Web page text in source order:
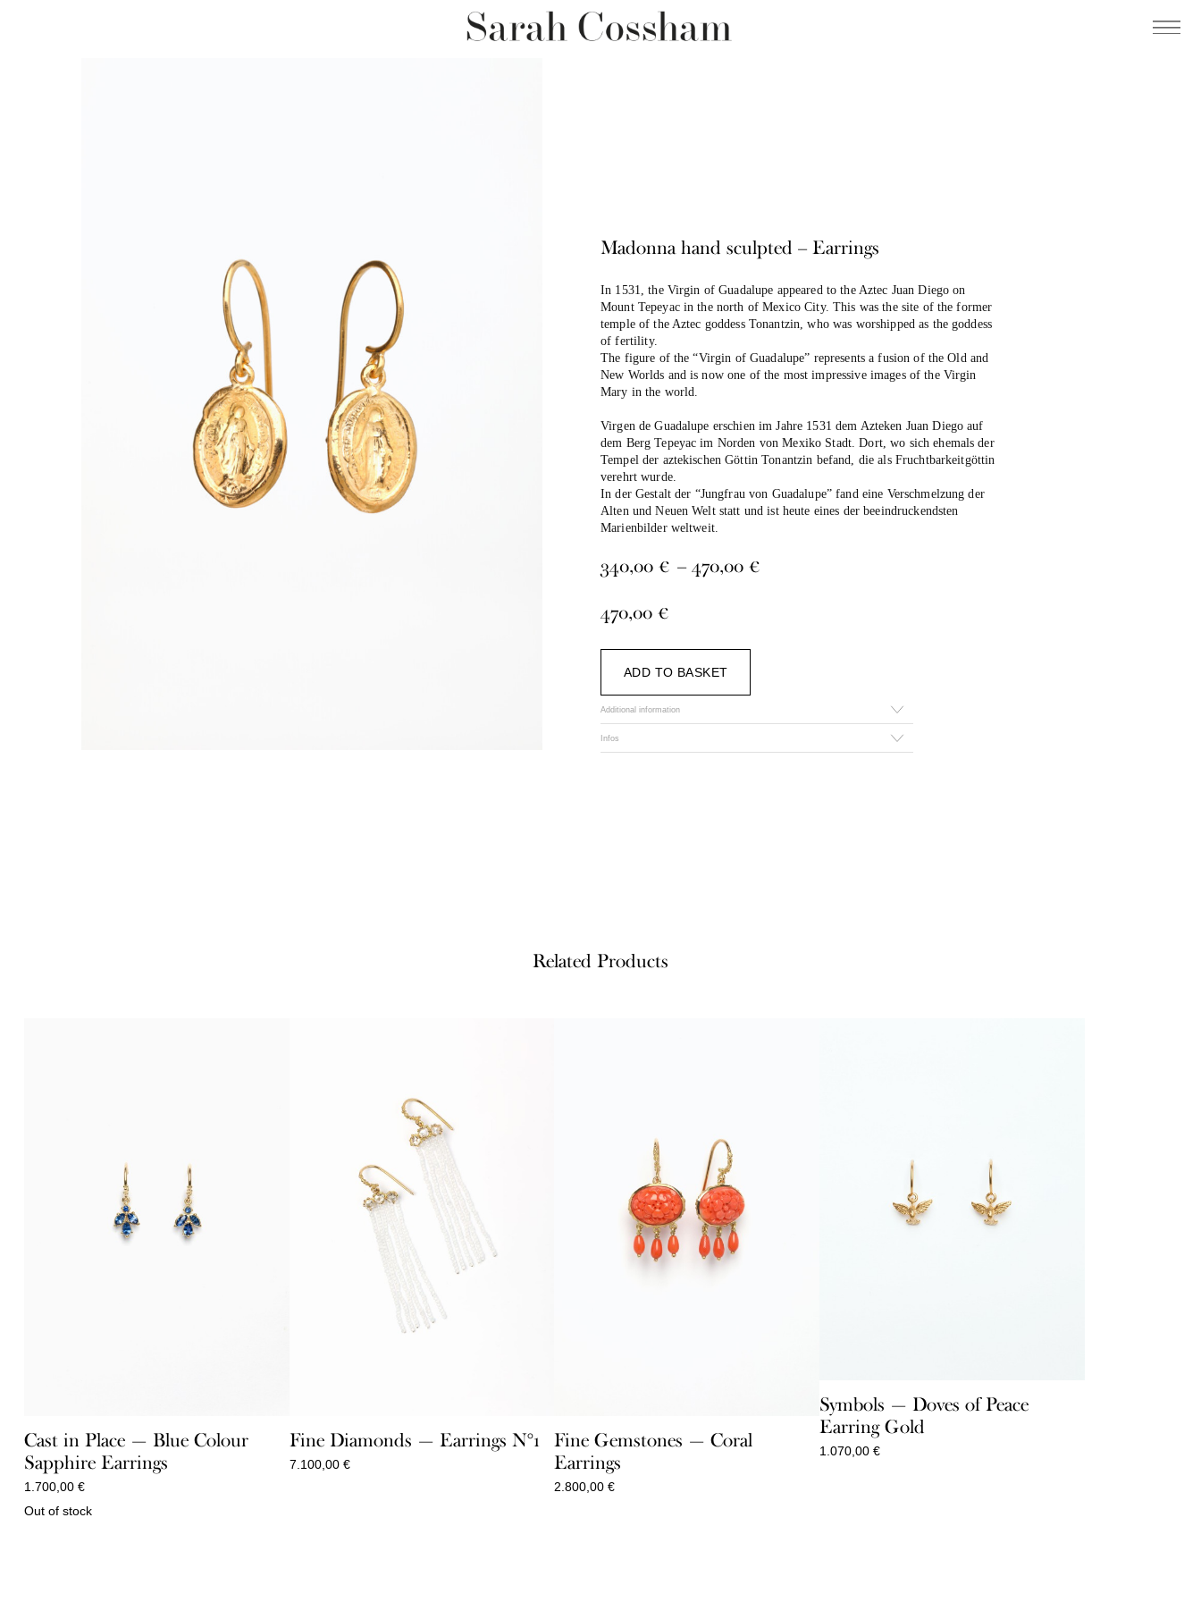
Madonna hand sculpted – Earrings
In 1531, the Virgin of Guadalupe appeared to the Aztec Juan Diego on
Mount Tepeyac in the north of Mexico City. This was the site of the former
temple of the Aztec goddess Tonantzin, who was worshipped as the goddess
of fertility.
The figure of the “Virgin of Guadalupe” represents a fusion of the Old and
New Worlds and is now one of the most impressive images of the Virgin
Mary in the world.
Virgen de Guadalupe erschien im Jahre 1531 dem Azteken Juan Diego auf
dem Berg Tepeyac im Norden von Mexiko Stadt. Dort, wo sich ehemals der
Tempel der aztekischen Göttin Tonantzin befand, die als Fruchtbarkeitgöttin
verehrt wurde.
In der Gestalt der “Jungfrau von Guadalupe” fand eine Verschmelzung der
Alten und Neuen Welt statt und ist heute eines der beeindruckendsten
Marienbilder weltweit.
340,00 € – 470,00 €
470,00 €
ADD TO BASKET
Additional information
Infos
Related Products
Cast in Place — Blue Colour
Sapphire Earrings
1.700,00 €
Out of stock
Fine Diamonds — Earrings N°1
7.100,00 €
Fine Gemstones — Coral
Earrings
2.800,00€
Symbols — Doves of Peace
Earring Gold
1.070,00€